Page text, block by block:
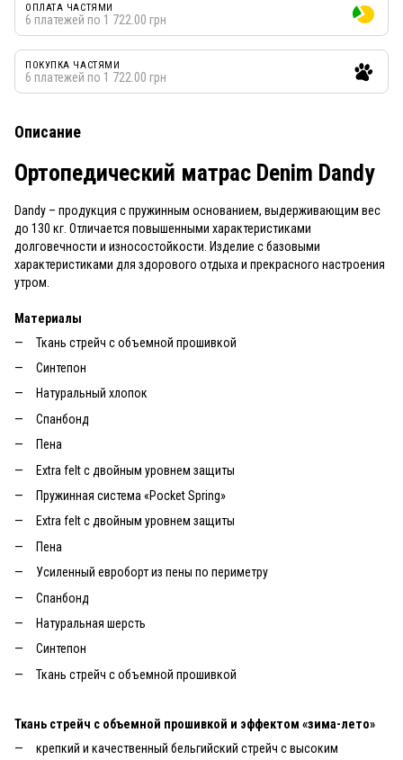
ОПЛАТА ЧАСТЯМИ
6 платежей по 1 722.00 грн
ПОКУПКА ЧАСТЯМИ
6 платежей по 1 722.00 грн
Описание
Ортопедический матрас Denim Dandy
Dandy – продукция с пружинным основанием, выдерживающим вес
до 130 кг. Отличается повышенными характеристиками
долговечности и износостойкости. Изделие с базовыми
характеристиками для здорового отдыха и прекрасного настроения
утром.
Материалы
Ткань стрейч с объемной прошивкой
Синтепон
Натуральный хлопок
Спанбонд
Пена
Extra felt с двойным уровнем защиты
Пружинная система «Pocket Spring»
Extra felt с двойным уровнем защиты
Пена
Усиленный евроборт из пены по периметру
Спанбонд
Натуральная шерсть
Синтепон
Ткань стрейч с объемной прошивкой
Ткань стрейч с объемной прошивкой и эффектом «зима-лето»
крепкий и качественный бельгийский стрейч с высоким